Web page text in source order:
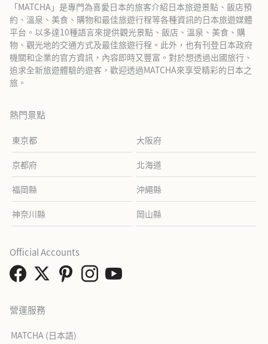
「MATCHA」是專門為喜愛日本的旅客介紹日本旅遊景點、飯店預
約、溫泉、美食、購物和最佳旅遊行程等各種資訊的日本旅遊媒體
平台。以多達10種語言來提供觀光景點、飯店、溫泉、美食、購
物、觀光地的交通方式及最佳旅遊行程。此外，也有刊登日本政府
機關和企業的官方資訊，內容即時又豐富。對於想透過出國旅行、
追求全新旅遊體驗的遊客，歡迎透過MATCHA來享受精彩的日本之
旅。
熱門景點
東京都 大阪府
京都府 北海道
福岡縣 沖繩縣
神奈川縣 岡山縣
營運服務
MATCHA (日本語)
Official Accounts